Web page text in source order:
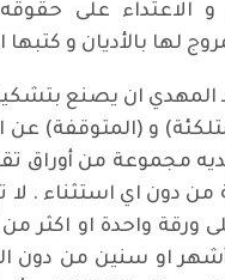
الاعتداء على
لها بالأديان و
المهدي ان يصنع
بيديه مجموعة من
دون اي استثناء . لا
ورقة واحدة او اكثر
أشهر او سنين من